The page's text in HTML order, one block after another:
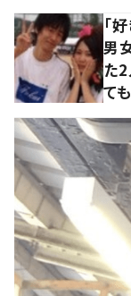
「
男
た
て